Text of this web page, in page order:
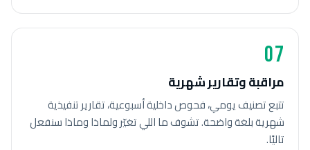
07
مراقبة وتقارير شهرية
تتبع تصنيف يومي، فحوص داخلية أسبوعية، تقارير تنفيذية
شهرية بلغة واضحة. تشوف ما اللي تغيّر ولماذا وماذا سنفعل
تاليًا.